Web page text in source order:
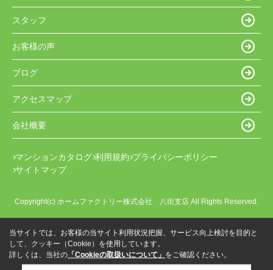
スタッフ
お客様の声
ブログ
アクセスマップ
会社概要
マンションカタログ 利用規約 プライバシーポリシー
サイトマップ
Copyright(c) ホームファクトリー株式会社 八街支店 All Rights Reserved.
当サイトでは、お客様の当サイト利用状況把握、サービス向上検討を目的と
して、クッキー（Cookie）を使用しています。
詳しくは、当社の 「Cookieの取扱いについて」 をご確認ください。